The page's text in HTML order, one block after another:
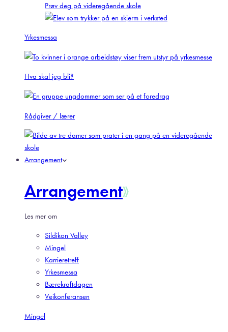
Prøv deg på videregående skole
Yrkesmessa
Hva skal jeg bli?
Rådgiver / lærer
Arrangement
Arrangement
Les mer om
Sildikon Valley
Mingel
Karrieretreff
Yrkesmessa
Bærekraftdagen
Veikonferansen
Mingel